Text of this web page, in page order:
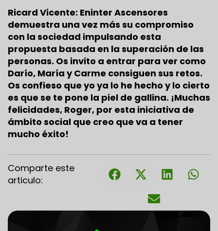
Ricard Vicente: Eninter Ascensores
demuestra una vez más su compromiso
con la sociedad impulsando esta
propuesta basada en la superación de las
personas. Os invito a entrar para ver como
Darío, María y Carme consiguen sus retos.
Os confieso que yo ya lo he hecho y lo cierto
es que se te pone la piel de gallina. ¡Muchas
felicidades, Roger, por esta iniciativa de
ámbito social que creo que va a tener
mucho éxito!
Comparte este
articulo: